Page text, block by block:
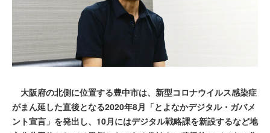
大阪府の北側に位置する豊中市は、新型コロナウイルス感染症
がまん延した直後となる2020年8月「とよなかデジタル・ガバメ
ント宣言」を発出し、10月にはデジタル戦略課を新設するなど地